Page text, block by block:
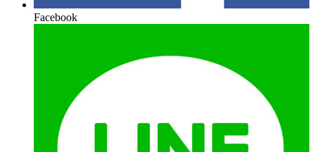
Facebook